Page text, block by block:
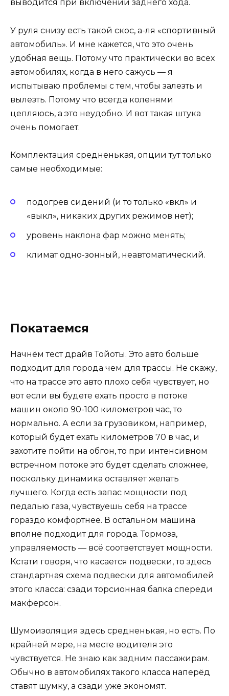
выводится при включении заднего хода.
У руля снизу есть такой скос, а-ля «спортивный
автомобиль». И мне кажется, что это очень
удобная вещь. Потому что практически во всех
автомобилях, когда в него сажусь — я
испытываю проблемы с тем, чтобы залезть и
вылезть. Потому что всегда коленями
цепляюсь, а это неудобно. И вот такая штука
очень помогает.
Комплектация средненькая, опции тут только
самые необходимые:
подогрев сидений (и то только «вкл» и
«выкл», никаких других режимов нет);
уровень наклона фар можно менять;
климат одно-зонный, неавтоматический.
Покатаемся
Начнём тест драйв Тойоты. Это авто больше
подходит для города чем для трассы. Не скажу,
что на трассе это авто плохо себя чувствует, но
вот если вы будете ехать просто в потоке
машин около 90-100 километров час, то
нормально. А если за грузовиком, например,
который будет ехать километров 70 в час, и
захотите пойти на обгон, то при интенсивном
встречном потоке это будет сделать сложнее,
поскольку динамика оставляет желать
лучшего. Когда есть запас мощности под
педалью газа, чувствуешь себя на трассе
гораздо комфортнее. В остальном машина
вполне подходит для города. Тормоза,
управляемость — всё соответствует мощности.
Кстати говоря, что касается подвески, то здесь
стандартная схема подвески для автомобилей
этого класса: сзади торсионная балка спереди
макферсон.
Шумоизоляция здесь средненькая, но есть. По
крайней мере, на месте водителя это
чувствуется. Не знаю как задним пассажирам.
Обычно в автомобилях такого класса наперёд
ставят шумку, а сзади уже экономят.